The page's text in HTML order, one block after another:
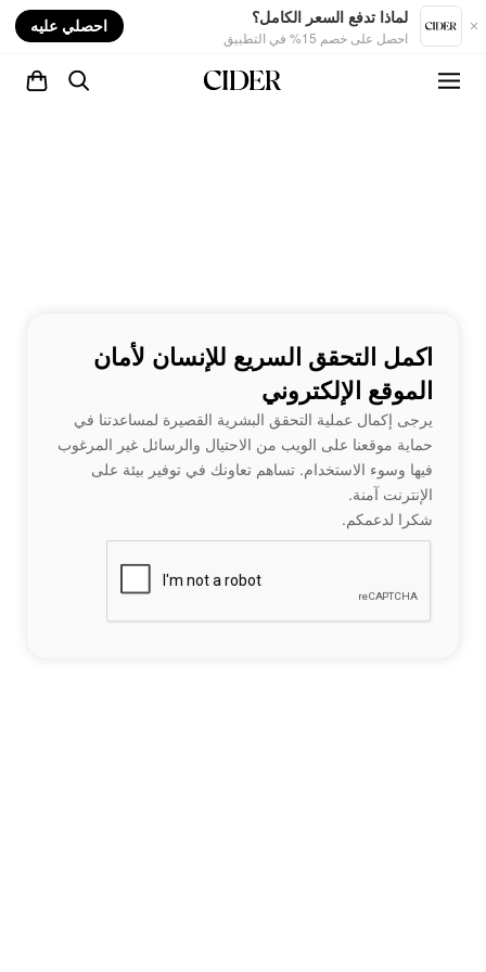
لماذا تدفع السعر الكامل؟
احصل على خصم 15% في التطبيق
احصلي عليه
اكمل التحقق السريع للإنسان لأمان
الموقع الإلكتروني
يرجى إكمال عملية التحقق البشرية القصيرة لمساعدتنا في
حماية موقعنا على الويب من الاحتيال والرسائل غير المرغوب
فيها وسوء الاستخدام. تساهم تعاونك في توفير بيئة على
الإنترنت آمنة.
شكرا لدعمكم.